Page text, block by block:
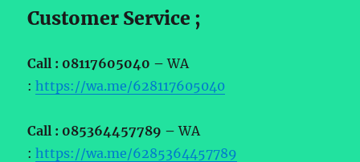
Customer Service ;
Call : 08117605040 –WA
:https://wa.me/628117605040
Call : 085364457789 –WA
:https://wa.me/6285364457789